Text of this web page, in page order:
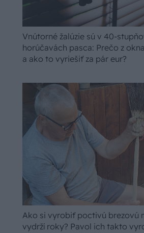
Vnútorné žalúzie sú v 40-
horúčavách pasca: Prečo z
a ako to vyriešiť za pár eur?
Ako si vyrobiť poctivú brezovú
vydrží roky? Pavol ich takto